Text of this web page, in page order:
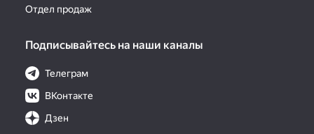
Отдел продаж
Подписывайтесь на наши каналы
Телеграм
ВКонтакте
Дзен